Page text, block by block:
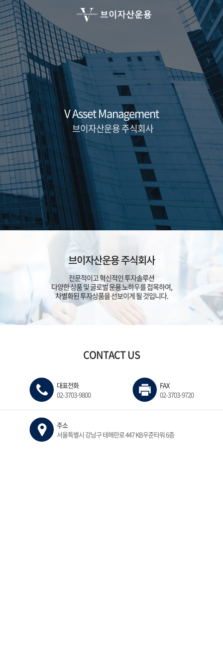
V Asset Management
브이자산운용 주식회사
브이자산운용 주식회사
전문적이고 혁신적인 투자솔루션
다양한 상품 및 글로벌 운용 노하우를 접목하여,
차별화된 투자상품을 선보이게 될 것입니다. ​
CONTACT US
대표전화
02-3703-9800
FAX
02-3703-9720
주소
서울특별시 강남구 테헤란로 447 KB우준타워 6층